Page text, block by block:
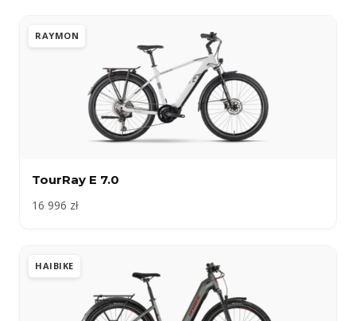
RAYMON
TourRay E 7.0
16 996 zł
HAIBIKE